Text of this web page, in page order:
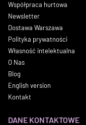
Współpraca hurtowa
Newsletter
Dostawa Warszawa
Polityka prywatności
Własność intelektualna
O Nas
Blog
English version
Kontakt
DANE KONTAKTOWE